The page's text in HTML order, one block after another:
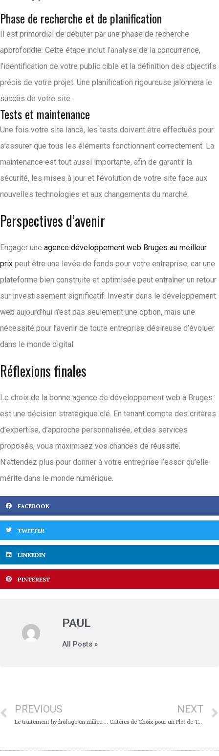
Phase de recherche et de planification
Il est primordial de débuter par une phase de recherche
approfondie. Cette étape inclut l’analyse de la concurrence,
l’identification de votre public cible et la définition des objectifs
précis de votre projet. Une planification rigoureuse jalonnera le
succès de votre site.
Tests et maintenance
Une fois votre site lancé, les tests doivent être effectués pour
s’assurer que tous les éléments fonctionnent correctement. La
maintenance est tout aussi importante, afin de garantir la
sécurité, les mises à jour et l’évolution de votre site face aux
nouvelles technologies et aux changements du marché.
Perspectives d’avenir
Engager une agence développement web Bruges au meilleur
prix peut être une levée de fonds pour votre entreprise, car une
plateforme bien construite et optimisée peut entraîner un retour
sur investissement significatif. Investir dans le développement
web aujourd’hui n’est pas seulement une option, mais une
nécessité pour l’avenir de toute entreprise désireuse d’évoluer
dans le monde digital.
Réflexions finales
Le choix de la bonne agence de développement web à Bruges
est une décision stratégique clé. En tenant compte des critères
d’expertise, d’approche personnalisée, et des services
proposés, vous maximisez vos chances de réussite.
N’attendez plus pour donner à votre entreprise l’essor qu’elle
mérite dans le monde numérique.
FACEBOOK
TWITTER
LINKEDIN
PINTEREST
PAUL
All Posts »
PREVIOUS
Le traitement hydrofuge en milieu professionnel : enjeux et solutions
NEXT
Critères de Choix pour un Plot de Terrasse Dalle